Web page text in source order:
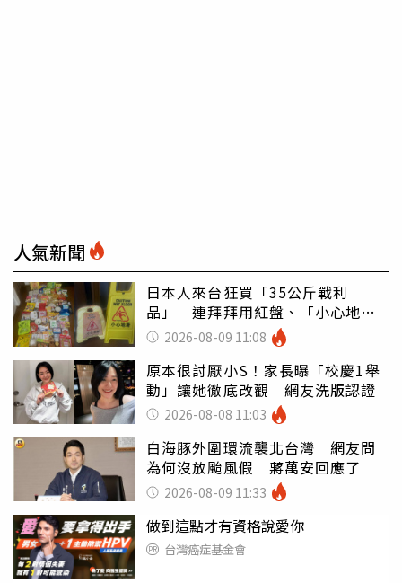
人氣新聞
日本人來台狂買「35公斤戰利
品」 連拜拜用紅盤、「小心地
滑」告示牌也帶回家
2026-08-09 11:08
原本很討厭小S！家長曝「校慶1舉
動」讓她徹底改觀 網友洗版認證
2026-08-08 11:03
白海豚外圍環流襲北台灣 網友問
為何沒放颱風假 蔣萬安回應了
2026-08-09 11:33
做到這點才有資格說愛你
台灣癌症基金會